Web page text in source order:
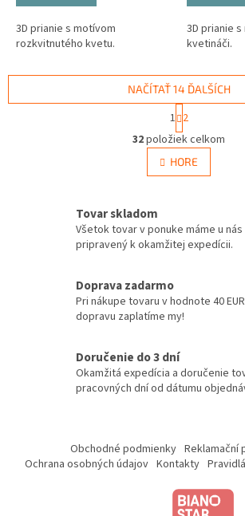
3D prianie s motívom
rozkvitnutého kvetu.
3D prianie
kvetináči.
O
v
l
á
i
e
v
k
ý
p
i
NAČÍTAŤ 14 ĎALŠÍCH
t
r
á
n
k
n
i
1 2
32položiek celkom
HORE
Tovar skladom
Všetok tovar v ponuke máme u
pripravený k okamžitej expedícii.
Doprava zadarmo
Pri nákupe tovaru v hodnote 40
dopravu zaplatíme my!
Doručenie do 3 dní
Okamžitá expedícia a doručenie
pracovných dní od dátumu
Obchodné podmienky Reklamační
Ochrana osobných údajov Kontakty